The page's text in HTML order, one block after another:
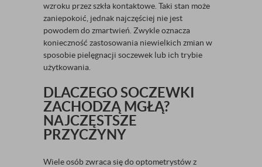
wzroku przez szkła kontaktowe. Taki stan może
zaniepokoić, jednak najczęściej nie jest
powodem do zmartwień. Zwykle oznacza
konieczność zastosowania niewielkich zmian w
sposobie pielęgnacji soczewek lub ich trybie
użytkowania.
DLACZEGO SOCZEWKI
ZACHODZĄ MGŁĄ?
NAJCZĘSTSZE
PRZYCZYNY
Wiele osób zwraca się do optometrystów z